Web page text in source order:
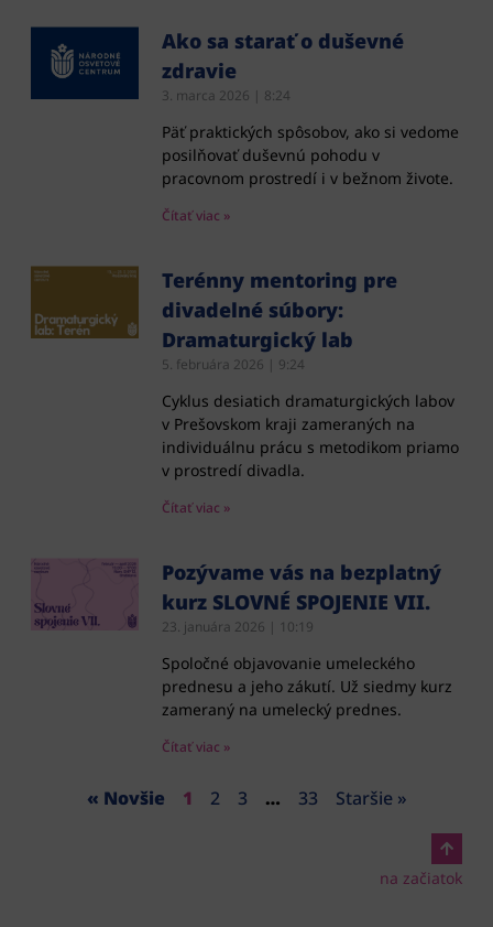
Ako sa starať o duševné
zdravie
3. marca 2026 8:24
Päť praktických spôsobov, ako si vedome
posilňovať duševnú pohodu v
pracovnom prostredí i v bežnom živote.
Čítať viac »
Terénny mentoring pre
divadelné súbory:
Dramaturgický lab
5. februára 2026 9:24
Cyklus desiatich dramaturgických labov
v Prešovskom kraji zameraných na
individuálnu prácu s metodikom priamo
v prostredí divadla.
Čítať viac »
Pozývame vás na bezplatný
kurz SLOVNÉ SPOJENIE VII.
23. januára 2026 10:19
Spoločné objavovanie umeleckého
prednesu a jeho zákutí. Už siedmy kurz
zameraný na umelecký prednes.
Čítať viac »
« Novšie 1 2 3 … 33 Staršie »
na začiatok